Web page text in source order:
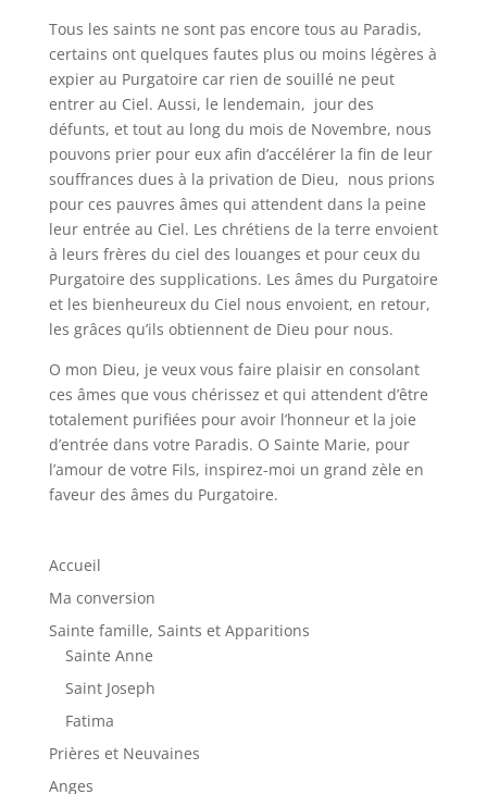
Tous les saints ne sont pas encore tous au Paradis,
certains ont quelques fautes plus ou moins légères à
expier au Purgatoire car rien de souillé ne peut
entrer au Ciel. Aussi, le lendemain, jour des
défunts, et tout au long du mois de Novembre, nous
pouvons prier pour eux afin d’accélérer la fin de leur
souffrances dues à la privation de Dieu, nous prions
pour ces pauvres âmes qui attendent dans la peine
leur entrée au Ciel. Les chrétiens de la terre envoient
à leurs frères du ciel des louanges et pour ceux du
Purgatoire des supplications. Les âmes du Purgatoire
et les bienheureux du Ciel nous envoient, en retour,
les grâces qu’ils obtiennent de Dieu pour nous.
O mon Dieu, je veux vous faire plaisir en consolant
ces âmes que vous chérissez et qui attendent d’être
totalement purifiées pour avoir l’honneur et la joie
d’entrée dans votre Paradis. O Sainte Marie, pour
l’amour de votre Fils, inspirez-moi un grand zèle en
faveur des âmes du Purgatoire.
Accueil
Ma conversion
Sainte famille, Saints et Apparitions
Sainte Anne
Saint Joseph
Fatima
Prières et Neuvaines
Anges